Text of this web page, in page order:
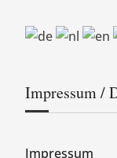
Impressum /
Impressum